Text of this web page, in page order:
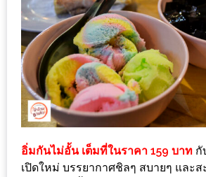
1
พา
เพื่อน
มา
ม่วน
กั๋น
บน
INSTAGRAM
อิ่มกันไม่อั้น เต็มที่ในราคา 159 บาท กั
เปิดใหม่ บรรยากาศชิลๆ สบายๆ และ